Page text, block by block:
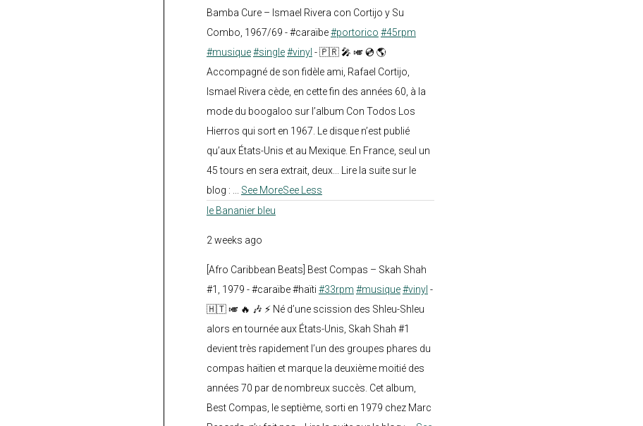
Bamba Cure – Ismael Rivera con Cortijo y Su
Combo, 1967/69 - #caraïbe#portorico #45rpm
#musique#single#vinyl - 🇵🇷 🎤 🎺 💿 🌎
Accompagné de son fidèle ami, Rafael Cortijo,
Ismael Rivera cède, en cette fin des années 60, à la
mode du boogaloo sur l’album Con Todos Los
Hierros qui sort en 1967. Le disque n’est publié
qu’aux États-Unis et au Mexique. En France, seul un
45 tours en sera extrait, deux... Lire la suite sur le
blog : ... See MoreSee Less
le Bananier bleu
2 weeks ago
[Afro Caribbean Beats] Best Compas – Skah Shah
#1, 1979 - #caraïbe #haïti #33rpm #musique#vinyl -
🇭🇹 🎺 🔥 🎶 ⚡ Né d’une scission des Shleu-Shleu
alors en tournée aux États-Unis, Skah Shah #1
devient très rapidement l’un des groupes phares du
compas haïtien et marque la deuxième moitié des
années 70 par de nombreux succès. Cet album,
Best Compas, le septième, sorti en 1979 chez Marc